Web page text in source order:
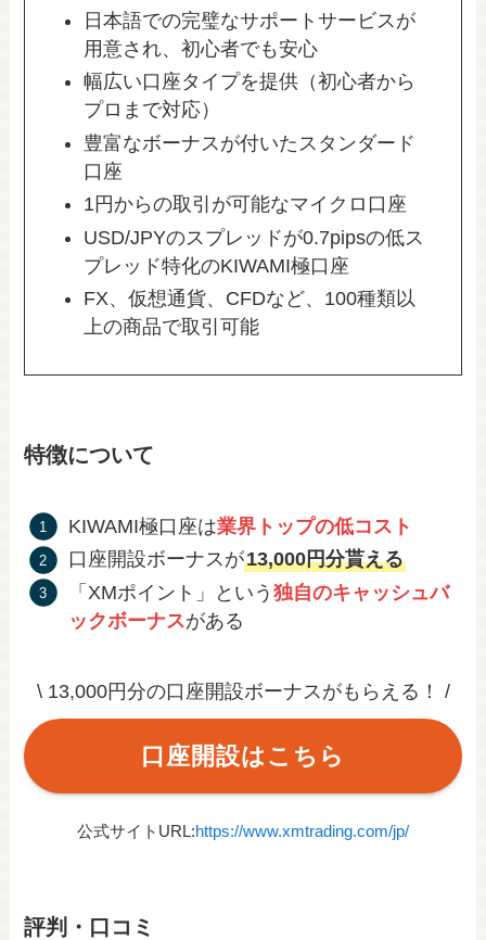
日本語での完璧なサポートサービスが
用意され、初心者でも安心
幅広い口座タイプを提供（初心者から
プロまで対応）
豊富なボーナスが付いたスタンダード
口座
1円からの取引が可能なマイクロ口座
USD/JPYのスプレッドが0.7pipsの低ス
プレッド特化のKIWAMI極口座
FX、仮想通貨、CFDなど、100種類以
上の商品で取引可能
特徴について
KIWAMI極口座は業界トップの低コスト
口座開設ボーナスが13,000円分貰える
「XMポイント」という 独自のキャッシュバ
ックボーナスがある
\ 13,000円分の口座開設ボーナスがもらえる！ /
口座開設はこちら
公式サイトURL:https://www.xmtrading.com/jp/
評判・口コミ